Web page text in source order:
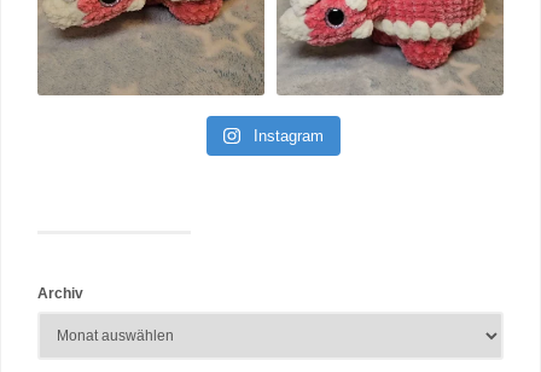
Instagram
Archiv